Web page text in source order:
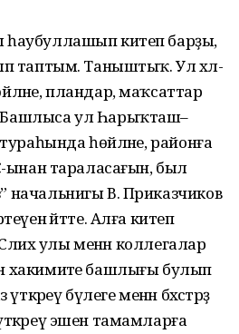
китеп барҙы, ә
таптым. Таныштыҡ. Ул хәл-
пландар, маҡсаттар
ул Һарыҡташ–
тураһында һөйләне, районға
ынан тараласағын, был
начальнигы В. Приказчиков
әйтте. Алға китеп
Сәлих улы менән коллегалар
хакимиәте башлығы булып
бүлеге менән бәхәстәрҙә
эшен тамамларға